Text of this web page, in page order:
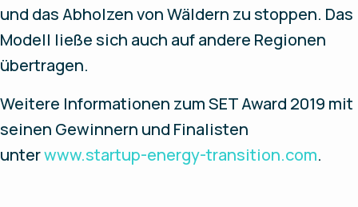
und das Abholzen von Wäldern zu stoppen. Das
Modell ließe sich auch auf andere Regionen
übertragen.
Weitere Informationen zum SET Award 2019 mit
seinen Gewinnern und Finalisten
unterwww.startup-energy-transition.com.